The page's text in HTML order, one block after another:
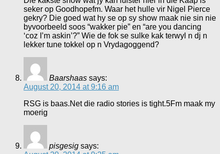
seker op Goodhopefm. Waar het hulle vir Nigel Pierce
gekry? Die goed wat hy se op sy show maak nie sin nie
byvoorbeeld soos “wakker pie” en “are you dancing
‘coz I’m askin’?” Wie de fok se sulke kak terwyl n dj n
lekker tune tokkel op n Vrydagoggend?
Baarshaas says:
August 20, 2014 at 9:16 am
RSG is baas.Net die radio stories is tight.5Fm maak my
moerig
pisgesig says: